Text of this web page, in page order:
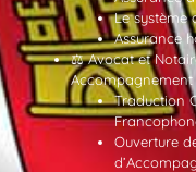
Le système
Assurance
⚖️ Avocat et
Traduction
Ouverture